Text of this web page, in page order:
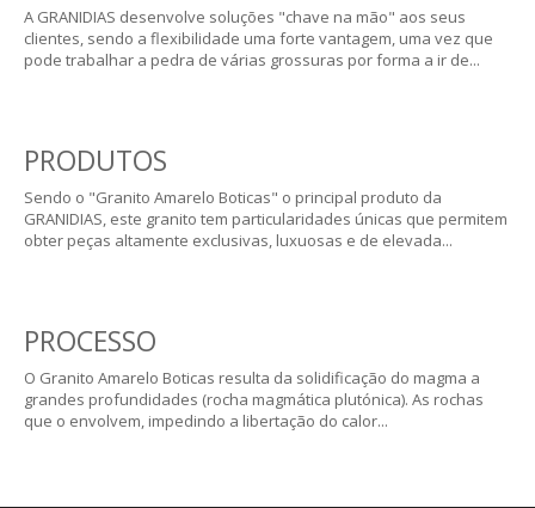
A GRANIDIAS desenvolve soluções "chave na mão" aos seus
clientes, sendo a flexibilidade uma forte vantagem, uma vez que
pode trabalhar a pedra de várias grossuras por forma a ir de...
PRODUTOS
Sendo o "Granito Amarelo Boticas" o principal produto da
GRANIDIAS, este granito tem particularidades únicas que permitem
obter peças altamente exclusivas, luxuosas e de elevada...
PROCESSO
O Granito Amarelo Boticas resulta da solidificação do magma a
grandes profundidades (rocha magmática plutónica). As rochas
que o envolvem, impedindo a libertação do calor...